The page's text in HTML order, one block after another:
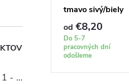
Moderný koberec Tap - obrazce 1 - sivý
tmavo sivý/biely
od €8,20
Do 5-7
pracovných dní
odošleme